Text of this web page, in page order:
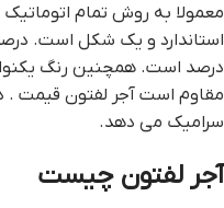
معمولا به روش تمام اتوماتیک
درصد است. همچنین رنگ
مقاوم است آجر لفتون قيمت .
سرامیک می دهد.
آجر لفتون چيست